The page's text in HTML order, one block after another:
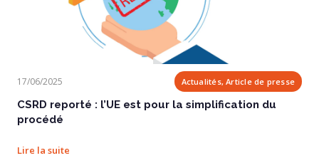
CSRD reporté : l’UE est pour la simplification...
17/06/2025 Actualités, Article de presse
CSRD reporté : l’UE est pour la simplification du
procédé
Lire la suite